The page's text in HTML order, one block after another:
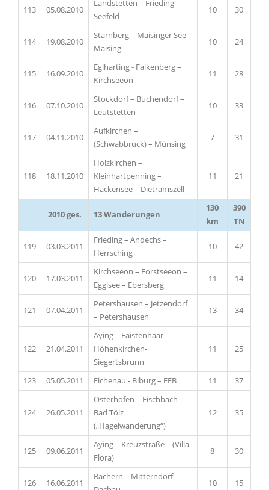
113 05.08.2010
Landstetten – Frieding –
Seefeld
10 30
114 19.08.2010
Starnberg – Maisinger See –
Maising
10 24
115 16.09.2010
Eglharting - Falkenberg –
Kirchseeon
11 28
116 07.10.2010
Stockdorf – Buchendorf –
Leutstetten
10 33
117 04.11.2010
Aufkirchen –
(Schwabbruck) – Münsing
7 31
118 18.11.2010
Holzkirchen –
Kleinhartpenning –
Hackensee – Dietramszell
11 21
2010 ges. 13 Wanderungen
130
km
390
TN
119 03.03.2011
Frieding – Andechs –
Herrsching
10 42
120 17.03.2011
Kirchseeon – Forstseeon –
Egglsee – Ebersberg
11 14
121 07.04.2011
Petershausen – Jetzendorf
– Petershausen
13 34
122 21.04.2011
Aying – Faistenhaar –
Höhenkirchen-
Siegertsbrunn
11 25
123 05.05.2011 Eichenau - Biburg – FFB 11 37
124 26.05.2011
Osterhofen – Fischbach –
Bad Tölz
(„Hagelwanderung“)
12 35
125 09.06.2011
Aying – Kreuzstraße – (Villa
Flora)
8 30
126 16.06.2011
Bachern – Mitterndorf –
10 15